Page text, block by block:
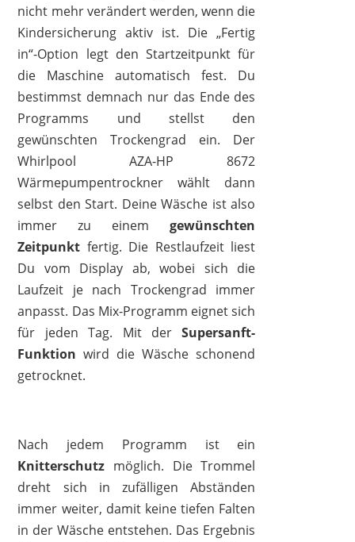
nicht mehr verändert werden, wenn die
Kindersicherung aktiv ist. Die „Fertig
in“-Option legt den Startzeitpunkt für
die Maschine automatisch fest. Du
bestimmst demnach nur das Ende des
Programms und stellst den
gewünschten Trockengrad ein. Der
Whirlpool AZA-HP 8672
Wärmepumpentrockner wählt dann
selbst den Start. Deine Wäsche ist also
immer zu einemgewünschten
Zeitpunkt fertig. Die Restlaufzeit liest
Du vom Display ab, wobei sich die
Laufzeit je nach Trockengrad immer
anpasst. Das Mix-Programm eignet sich
für jeden Tag. Mit derSupersanft-
Funktion wird die Wäsche schonend
getrocknet.
Nach jedem Programm ist ein
Knitterschutz möglich. Die Trommel
dreht sich in zufälligen Abständen
immer weiter, damit keine tiefen Falten
in der Wäsche entstehen. Das Ergebnis